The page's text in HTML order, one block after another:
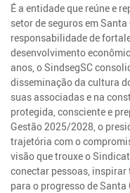
É a entidade que reúne e
setor de seguros em
responsabilidade de
desenvolvimento
anos, o SindsegSC
disseminação da cultura
suas associadas e na
protegida, consciente e
Gestão 2025/2028, o
trajetória com o
visão que trouxe o
conectar pessoas,
para o progresso de